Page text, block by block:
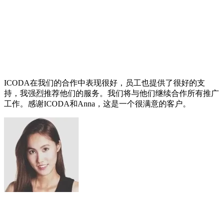
ICODA在我们的合作中表现很好，员工也提供了很好的支
持，我强烈推荐他们的服务。我们将与他们继续合作所有推广
工作。感谢ICODA和Anna，这是一个很满意的客户。